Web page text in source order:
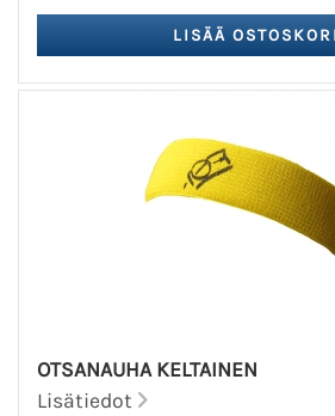
OTSANAUHA KELTAINEN
Lisätiedot